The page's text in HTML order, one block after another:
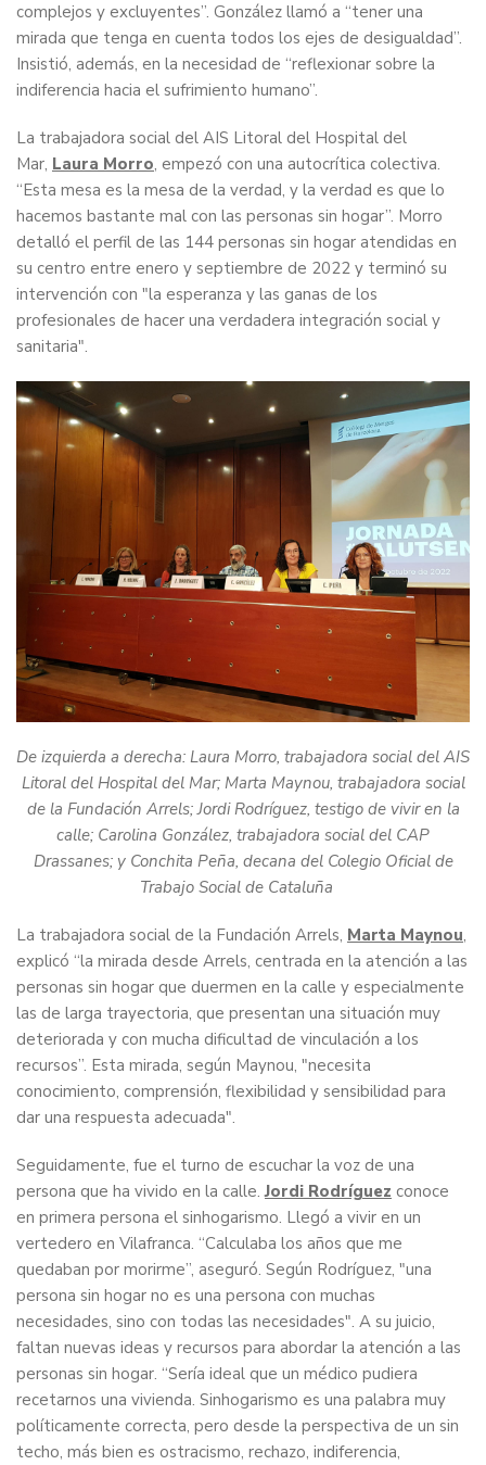
complejos y excluyentes”. González llamó a “tener una
mirada que tenga en cuenta todos los ejes de desigualdad”.
Insistió, además, en la necesidad de “reflexionar sobre la
indiferencia hacia el sufrimiento humano”.
La trabajadora social del AIS Litoral del Hospital del
Mar, Laura Morro, empezó con una autocrítica colectiva.
“Esta mesa es la mesa de la verdad, y la verdad es que lo
hacemos bastante mal con las personas sin hogar”. Morro
detalló el perfil de las 144 personas sin hogar atendidas en
su centro entre enero y septiembre de 2022 y terminó su
intervención con "la esperanza y las ganas de los
profesionales de hacer una verdadera integración social y
sanitaria".
De izquierda a derecha: Laura Morro, trabajadora social del AIS
Litoral del Hospital del Mar; Marta Maynou, trabajadora social
de la Fundación Arrels; Jordi Rodríguez, testigo de vivir en la
calle; Carolina González, trabajadora social del CAP
Drassanes; y Conchita Peña, decana del Colegio Oficial de
Trabajo Social de Cataluña
La trabajadora social de la Fundación Arrels, Marta Maynou,
explicó “la mirada desde Arrels, centrada en la atención a las
personas sin hogar que duermen en la calle y especialmente
las de larga trayectoria, que presentan una situación muy
deteriorada y con mucha dificultad de vinculación a los
recursos”. Esta mirada, según Maynou, "necesita
conocimiento, comprensión, flexibilidad y sensibilidad para
dar una respuesta adecuada".
Seguidamente, fue el turno de escuchar la voz de una
persona que ha vivido en la calle.Jordi Rodríguez conoce
en primera persona el sinhogarismo. Llegó a vivir en un
vertedero en Vilafranca. “Calculaba los años que me
quedaban por morirme”, aseguró. Según Rodríguez, "una
persona sin hogar no es una persona con muchas
necesidades, sino con todas las necesidades". A su juicio,
faltan nuevas ideas y recursos para abordar la atención a las
personas sin hogar. “Sería ideal que un médico pudiera
recetarnos una vivienda. Sinhogarismo es una palabra muy
políticamente correcta, pero desde la perspectiva de un sin
techo, más bien es ostracismo, rechazo, indiferencia,